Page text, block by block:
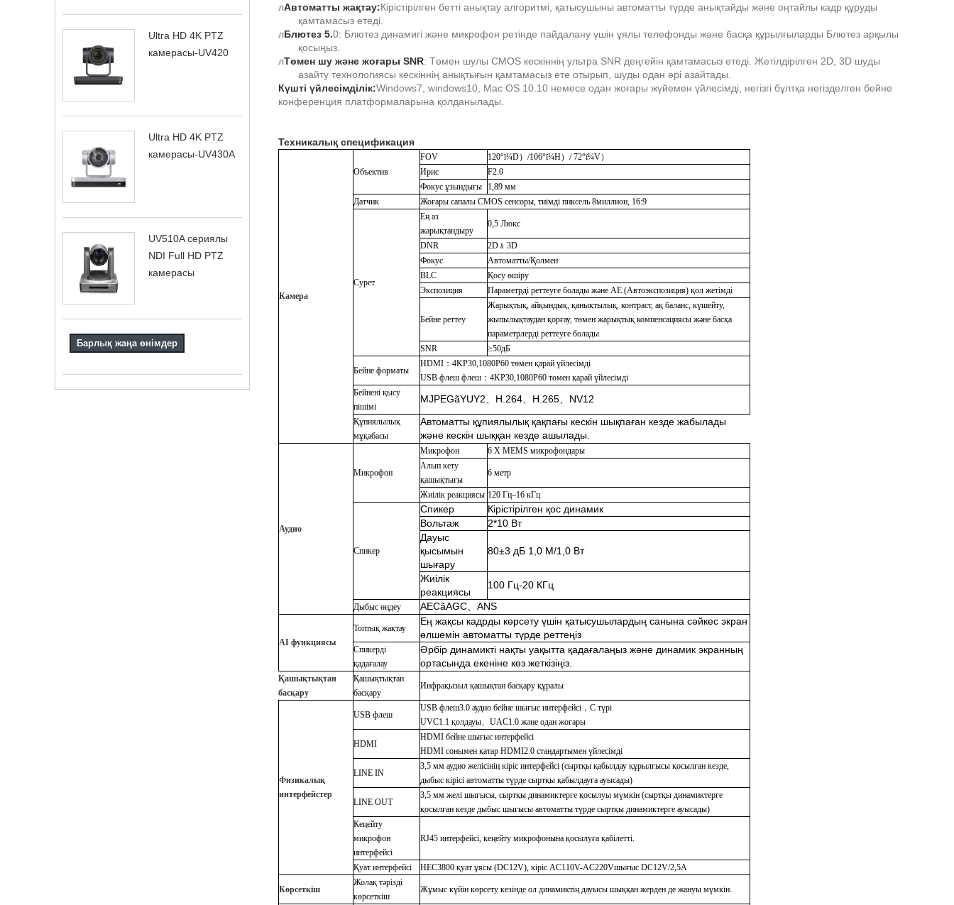
Ultra HD 4K PTZ
камерасы-UV420
Ultra HD 4K PTZ
камерасы-UV430A
UV510A сериялы
NDI Full HD PTZ
камерасы
Барлық жаңа өнімдер
лАвтоматты жақтау:Кірістірілген бетті анықтау алгоритмі, қатысушыны автоматты түрде анықтайды және оңтайлы кадр құруды
қамтамасыз етеді.
лБлютез 5.0: Блютез динамигі және микрофон ретінде пайдалану үшін ұялы телефонды және басқа құрылғыларды Блютез арқылы
қосыңыз.
лТөмен шу және жоғары SNR: Төмен шулы CMOS кескіннің ультра SNR деңгейін қамтамасыз етеді. Жетілдірілген 2D, 3D шуды
азайту технологиясы кескіннің анықтығын қамтамасыз ете отырып, шуды одан әрі азайтады.
Күшті үйлесімділік:Windows7, windows10, Mac OS 10.10 немесе одан жоғары жүйемен үйлесімді, негізгі бұлтқа негізделген бейне
конференция платформаларына қолданылады.
Техникалық спецификация
Камера
Объектив
FOV 120°ï¼D） /106°ï¼H） / 72°ï¼V）
Ирис
F2.0
Фокус ұзындығы
1,89 мм
Датчик
Жоғары сапалы CMOS сенсоры, тиімді пиксель 8миллион, 16:9
Сурет
Ең аз
жарықтандыру
0,5 Люкс
DNR 2D ﹠ 3D
Фокус
Автоматты/Қолмен
BLC
Қосу өшіру
Экспозиция
Параметрді реттеуге болады және AE (Автоэкспозиция) қол жетімді
Бейне реттеу
Жарықтық, айқындық, қанықтылық, контраст, ақ баланс, күшейту,
жыпылықтаудан қорғау, төмен жарықтық компенсациясы және басқа
параметрлерді реттеуге болады
SNR
≥50дБ
Бейне форматы
HDMI ： 4KP30,1080P60 төмен қарай үйлесімді
USB флеш флеш ： 4KP30,1080P60 төмен қарай үйлесімді
Бейнені қысу
пішімі
MJPEGãYUY2 H.264 H.265 NV12
Құпиялылық
мұқабасы
Автоматты құпиялылық қақпағы кескін шықпаған кезде жабылады
және кескін шыққан кезде ашылады.
Аудио
Микрофон
Микрофон
6 X MEMS микрофондары
Алып кету
қашықтығы
6 метр
Жиілік реакциясы 120 Гц–16 кГц
Спикер
Спикер
Кірістірілген қос динамик
Вольтаж
2*10 Вт
Дауыс
қысымын
шығару
80±3 дБ 1,0 М/1,0 Вт
Жиілік
реакциясы
100 Гц-20 КГц
Дыбыс өңдеу AECãAGC ANS
AI функциясы
Топтық жақтау
Ең жақсы кадрды көрсету үшін қатысушылардың санына сәйкес экран
өлшемін автоматты түрде реттеңіз
Спикерді
қадағалау
Әрбір динамикті нақты уақытта қадағалаңыз және динамик экранның
ортасында екеніне көз жеткізіңіз.
Қашықтықтан
басқару
Қашықтықтан
басқару
Инфрақызыл қашықтан басқару құралы
Физикалық
интерфейстер
USB флеш
USB флеш3.0 аудио бейне шығыс интерфейсі ， C түрі
UVC1.1 қолдауы
UAC1.0 және одан жоғары
HDMI
HDMI бейне шығыс интерфейсі
HDMI сонымен қатар HDMI2.0 стандартымен үйлесімді
LINE IN
3,5 мм аудио желісінің кіріс интерфейсі (сыртқы қабылдау құрылғысы қосылған кезде,
дыбыс кірісі автоматты түрде сыртқы қабылдауға ауысады)
LINE OUT
3,5 мм желі шығысы, сыртқы динамиктерге қосылуы мүмкін (сыртқы динамиктерге
қосылған кезде дыбыс шығысы автоматты түрде сыртқы динамиктерге ауысады)
Кеңейту
микрофон
интерфейсі
RJ45 интерфейсі, кеңейту микрофонына қосылуға қабілетті.
Қуат интерфейсі HEC3800 қуат ұясы (DC12V), кіріс AC110V-AC220Vшығыс DC12V/2,5A
Көрсеткіш
Жолақ тәрізді
көрсеткіш
Жұмыс күйін көрсету кезінде ол динамиктің дауысы шыққан жерден де жануы мүмкін.